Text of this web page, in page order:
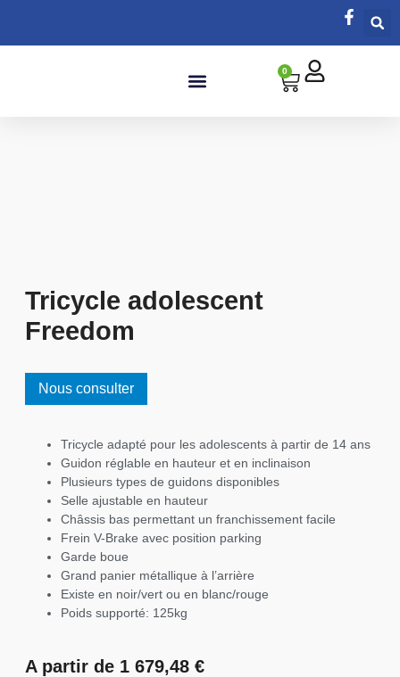
0
Tricycle adolescent
Freedom
Nous consulter
Tricycle adapté pour les adolescents à partir de 14 ans
Guidon réglable en hauteur et en inclinaison
Plusieurs types de guidons disponibles
Selle ajustable en hauteur
Châssis bas permettant un franchissement facile
Frein V-Brake avec position parking
Garde boue
Grand panier métallique à l’arrière
Existe en noir/vert ou en blanc/rouge
Poids supporté: 125kg
A partir de 1 679,48 €